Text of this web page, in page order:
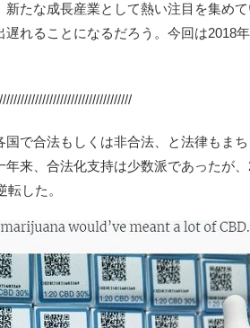
たな成長産業として熱い注目を集め
れることになるだろう。今回は2018
で合法もしくは非合法、と法律もま
来、合法化支持は少数派であったが
した。